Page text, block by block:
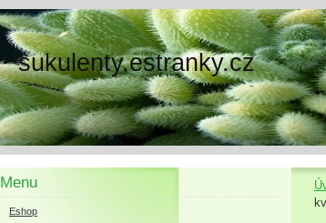
sukulenty.estranky.cz
Menu
Eshop